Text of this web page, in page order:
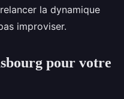
la dynamique
improviser.
pour votre